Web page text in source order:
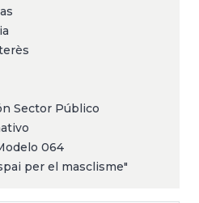
Sector Público
064
per el masclisme"